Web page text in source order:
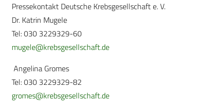
Pressekontakt Deutsche Krebsgesellschaft e. V.
Dr. Katrin Mugele
Tel: 030 3229329-60
mugele@krebsgesellschaft.de
Angelina Gromes
Tel: 030 3229329-82
gromes@krebsgesellschaft.de